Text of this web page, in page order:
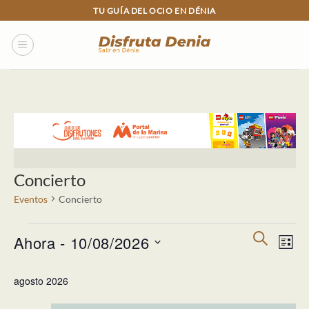
to
content
TU GUÍA DEL OCIO EN DÉNIA
Concierto
Eventos Concierto
vistas
BUSCAR
de
LISTA
Ahora - 10/08/2026
la
agosto 2026